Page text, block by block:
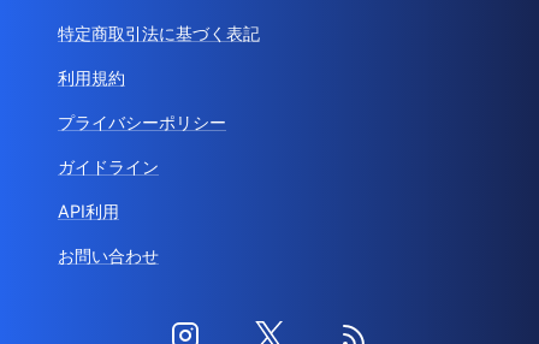
特定商取引法に基づく表記
利用規約
プライバシーポリシー
ガイドライン
API利用
お問い合わせ